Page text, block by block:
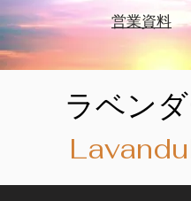
営業資料
ラベン